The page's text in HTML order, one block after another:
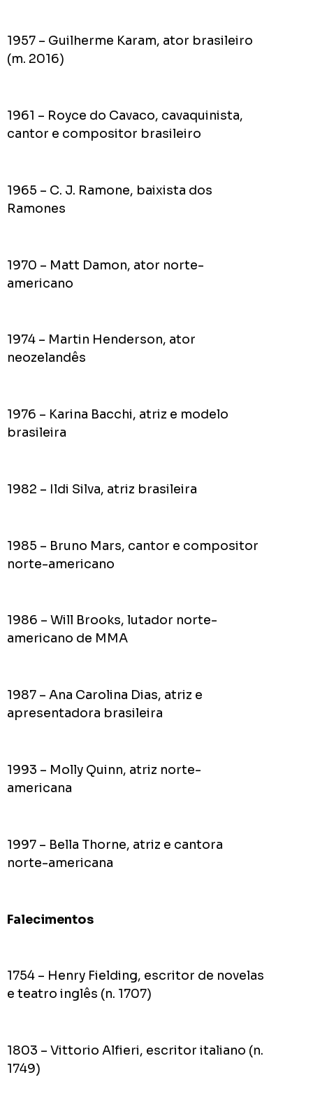
1957 – Guilherme Karam, ator brasileiro
(m. 2016)
1961 – Royce do Cavaco, cavaquinista,
cantor e compositor brasileiro
1965 – C. J. Ramone, baixista dos
Ramones
1970 – Matt Damon, ator norte-
americano
1974 – Martin Henderson, ator
neozelandês
1976 – Karina Bacchi, atriz e modelo
brasileira
1982 – Ildi Silva, atriz brasileira
1985 – Bruno Mars, cantor e compositor
norte-americano
1986 – Will Brooks, lutador norte-
americano de MMA
1987 – Ana Carolina Dias, atriz e
apresentadora brasileira
1993 – Molly Quinn, atriz norte-
americana
1997 – Bella Thorne, atriz e cantora
norte-americana
Falecimentos
1754 – Henry Fielding, escritor de novelas
e teatro inglês (n. 1707)
1803 – Vittorio Alfieri, escritor italiano (n.
1749)